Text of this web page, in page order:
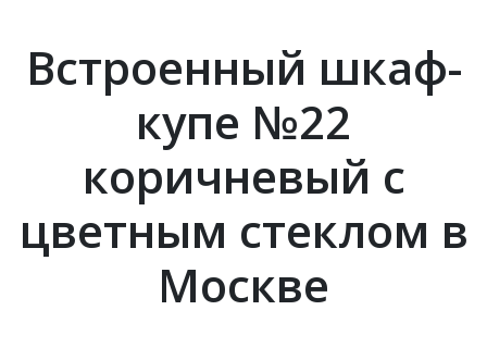
Встроенный шкаф-
купе №22
коричневый с
цветным стеклом в
Москве